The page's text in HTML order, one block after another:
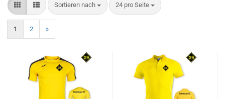
Sortieren nach
Sortieren nach 24 pro Seite
pro Seite
1 2 »